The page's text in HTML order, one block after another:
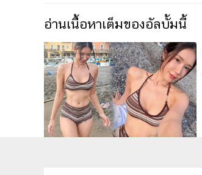
อ่านเนื้อหาเต็มของอัลบั้มนี้